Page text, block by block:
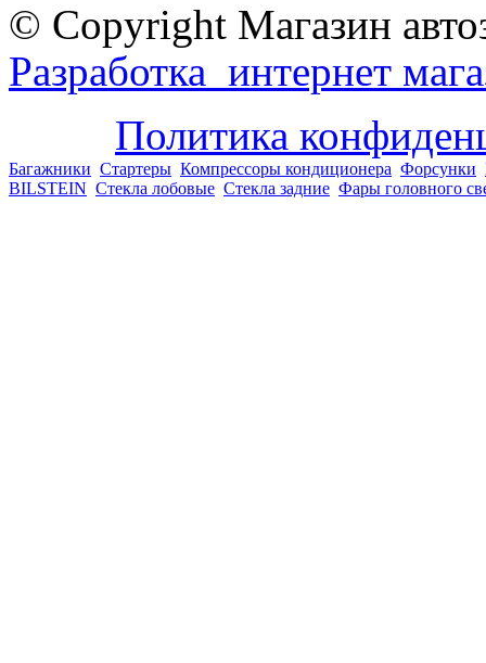
© Copyright Магазин
Разработка интернет
Политика
Багажники Стартеры Компрессоры кондиционера Форсунки
BILSTEIN Стекла лобовые Стекла задние Фары головного